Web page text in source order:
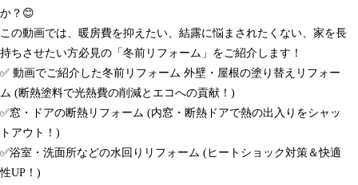
か？😊
この動画では、暖房費を抑えたい、結露に悩まされたくない、家を長
持ちさせたい方必見の「冬前リフォーム」をご紹介します！
✅ 動画でご紹介した冬前リフォーム 外壁・屋根の塗り替えリフォー
ム (断熱塗料で光熱費の削減とエコへの貢献！)
✅窓・ドアの断熱リフォーム (内窓・断熱ドアで熱の出入りをシャッ
トアウト！)
✅浴室・洗面所などの水回りリフォーム (ヒートショック対策＆快適
性UP！)